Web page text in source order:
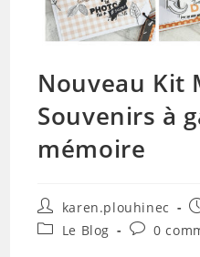
Nouveau Kit
Souvenirs à
mémoire
Auteur/autrice
de
karen.plouhinec
PostLe Blog 0